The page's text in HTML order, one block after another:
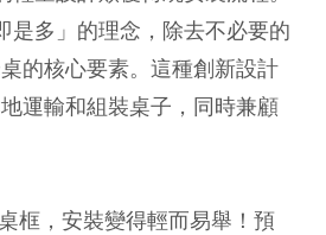
是多」的理念，除去不必要的
的核心要素。這種創新設計
運輸和組裝桌子，同時兼顧
框，安裝變得輕而易舉！預